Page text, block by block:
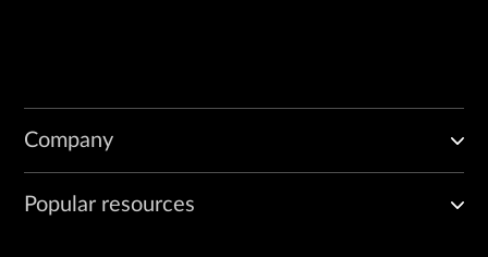
Company
Popular resources